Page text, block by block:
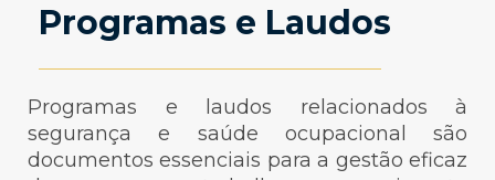
Programas e Laudos
Programas e laudos relacionados à
segurança e saúde ocupacional são
documentos essenciais para a gestão eficaz